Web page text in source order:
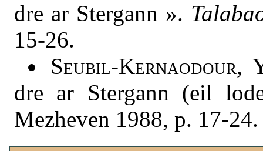
dre ar Stergann ».
15-26.
Seubil-Kernaodour,
dre ar Stergann (eil
Mezheven 1988, p. 17-24.